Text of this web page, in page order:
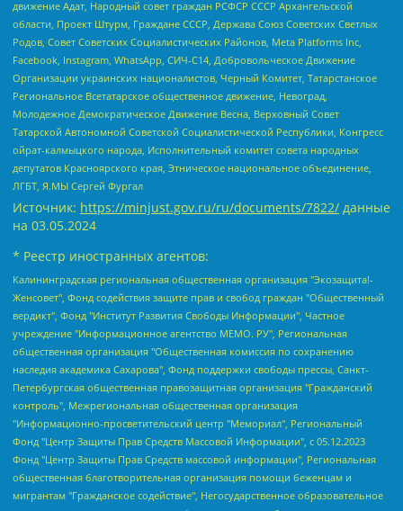
движение Адат, Народный совет граждан РСФСР СССР Архангельской
области, Проект Штурм, Граждане СССР, Держава Союз Советских Светлых
Родов, Совет Советских Социалистических Районов, Meta Platforms Inc,
Facebook, Instagram, WhatsApp, СИЧ-С14, Добровольческое Движение
Организации украинских националистов, Черный Комитет, Татарстанское
Региональное Всетатарское общественное движение, Невоград,
Молодежное Демократическое Движение Весна, Верховный Совет
Татарской Автономной Советской Социалистической Республики, Конгресс
ойрат-калмыцкого народа, Исполнительный комитет совета народных
депутатов Красноярского края, Этническое национальное объединение,
ЛГБТ, Я.МЫ Сергей Фургал
Источник: https://minjust.gov.ru/ru/documents/7822/ данные
на 03.05.2024
* Реестр иностранных агентов:
Калининградская региональная общественная организация "Экозащита!-Женсовет", Фонд содействия защите прав и свобод граждан "Общественный вердикт", Фонд "Институт Развития Свободы Информации", Частное учреждение "Информационное агентство МЕМО. РУ", Региональная общественная организация "Общественная комиссия по сохранению наследия академика Сахарова", Фонд поддержки свободы прессы, Санкт-Петербургская общественная правозащитная организация "Гражданский контроль", Межрегиональная общественная организация "Информационно-просветительский центр "Мемориал", Региональный Фонд "Центр Защиты Прав Средств Массовой Информации", с 05.12.2023 Фонд "Центр Защиты Прав Средств массовой информации", Региональная общественная благотворительная организация помощи беженцам и мигрантам "Гражданское содействие", Негосударственное образовательное учреждение дополнительного профессионального образования (повышение квалификации) специалистов "АКАДЕМИЯ ПО ПРАВАМ ЧЕЛОВЕКА", Свердловская региональная общественная организация "Сутяжник", Автономная некоммерческая организация "Центр независимых социологических исследований", Союз общественных объединений "Российский исследовательский центр по правам человека", Региональное общественное учреждение научно-информационный центр "МЕМОРИАЛ", Некоммерческая организация "Фонд защиты гласности", Автономная некоммерческая организация "Институт прав человека", Городская общественная организация "Екатеринбургское общество "МЕМОРИАЛ", Городская общественная организация "Рязанское историко-просветительское и правозащитное общество "Мемориал" (Рязанский Мемориал), Челябинский региональный орган общественной самодеятельности – женское общественное объединение "Женщины Евразии", Челябинский региональный орган общественной самодеятельности "Уральская правозащитная группа", Фонд содействия защите здоровья и социальной справедливости имени Андрея Рылькова, Автономная Некоммерческая Организация "Аналитический Центр Юрия Левады", Автономная некоммерческая организация социальной поддержки населения "Проект Апрель", Региональная общественная организация помощи женщинам и детям, находящимся в кризисной ситуации "Информационно-методический центр "Анна", Фонд содействия развитию массовых коммуникаций и правовому просвещению "Так-так-Так", Фонд содействия устойчивому развитию "Серебряная тайга", Свердловский региональный общественный фонд социальных проектов "Новое время", "Idel.Реалии", Кавказ.Реалии, Крым.Реалии, Телеканал Настоящее Время, Татаро-башкирская служба Радио Свобода (Azatliq Radiosi), Радио Свободная Европа/Радио Свобода (PCE/PC), "Сибирь.Реалии", "Фактограф", Благотворительный фонд помощи осужденным и их семьям, Автономная некоммерческая организация "Институт глобализации и социальных движений", Фонд "В защиту прав заключенных", Частное учреждение "Центр поддержки и содействия развитию средств массовой информации", Пензенский региональный общественный благотворительный фонд "Гражданский союз", "Север.Реалии", Некоммерческая организация Фонд "Правовая инициатива", Общество с ограниченной ответственностью "Радио Свободная Европа/Радио Свобода", Чешское информационное агентство "MEDIUM-ORIENT", Красноярская региональная общественная организация "Мы против СПИДа", Камалягин Денис Николаевич, Маркелов Сергей Евгеньевич, Пономарев Лев Александрович, Савицкая Людмила Алексеевна, Автономная некоммерческая организация "Центр по работе с проблемой насилия "НАСИЛИЮ.НЕТ", Межрегиональный профессиональный союз работников здравоохранения "Альянс врачей", Юридическое лицо, зарегистрированное в Латвийской Республике, SIA "Medusa Project" (регистрационный номер 40103797863, дата регистрации 10.06.2014), Некоммерческая организация "Фонд по борьбе с коррупцией", Автономная некоммерческая организация "Институт права и публичной политики", Баданин Роман Сергеевич, Гликин Максим Александрович, Железнова Мария Михайловна, Лукьянова Юлия Сергеевна, Маетная Елизавета Витальевна, Маняхин Петр Борисович, Чуракова Ольга Владимировна, Ярош Юлия Петровна, Юридическое лицо "The Insider SIA", зарегистрированное в Риге, Латвийская Республика (дата регистрации 26.06.2015), являющееся администратором доменного имени интернет-издания "The Insider SIA", https://theins.ru, Постернак Алексей Евгеньевич, Рубин Михаил Аркадьевич, Анин Роман Александрович, Юридическое лицо Istories fonds, зарегистрированное в Латвийской Республике (регистрационный номер 50008295751, дата регистрации 24.02.2020), Великовский Дмитрий Александрович, Долинина Ирина Николаевна, Мароховская Алеся Алексеевна, Шлейнов Роман Юрьевич, Шмагун Олеся Валентиновна, Общество с ограниченной ответственностью "Альтаир 2021", Общество с ограниченной ответственностью "Вега 2021", Общество с ограниченной ответственностью "Главный редактор 2021", Общество с ограниченной ответственностью "Ромашки монолит", Важенков Артем Валерьевич, Ивановская областная общественная организация "Центр гендерных исследований", Гурман Юрий Альбертович, Медиапроект "ОВД-Инфо", Егоров Владимир Владимирович, Жилинский Владимир Александрович, Общество с ограниченной ответственностью "ЗП", Иванова София Юрьевна, Карезина Инна Павловна, Кильтау Екатерина Викторовна, Петров Алексей Викторович, Пискунов Сергей Евгеньевич, Смирнов Сергей Сергеевич, Тихонов Михаил Сергеевич, Общество с ограниченной ответственностью "ЖУРНАЛИСТ-ИНОСТРАННЫЙ АГЕНТ", Арапова Галина Юрьевна, Вольтская Татьяна Анатольевна, Американская компания "Mason G.E.S. Anonymous Foundation" (США), являющаяся владельцем интернет-издания https://mnews.world/, Компания "Stichting Bellingcat", зарегистрированная в Нидерландах (дата регистрации 11.07.2018), Захаров Андрей Вячеславович, Клепиковская Екатерина Дмитриевна, Общество с ограниченной ответственностью "МЕМО", Перл Роман Александрович, Симонов Евгений Алексеевич, Соловьева Елена Анатольевна, Сотников Даниил Владимирович, Сурначева Елизавета Дмитриевна, Автономная некоммерческая организация по защите прав человека и информированию населения "Якутия – Наше Мнение", Общество с ограниченной ответственностью "Москоу диджитал медиа", с 26.01.2023 Общество с ограниченной ответственностью "Чайка Белые сады", Ветошкина Валерия Валерьевна, Заговора Максим Александрович, Межрегиональное общественное движение "Российская ЛГБТ - сеть", Оленичев Максим Владимирович, Павлов Иван Юрьевич, Скворцова Елена Сергеевна, Общество с ограниченной ответственностью "Как бы инагент", Кочетков Игорь Викторович, Общество с ограниченной ответственностью "Честные выборы", Еланчик Олег Александрович, Общество с ограниченной ответственностью "Нобелевский призыв", Гималова Регина Эмилевна, Григорьев Андрей Валерьевич, Григорьева Алина Александровна, Ассоциация по содействию защите прав призывников, альтернативнослужащих и военнослужащих "Правозащитная группа "Гражданин.Армия.Право", Хисамова Регина Фаритовна, Автономная некоммерческая организация по реализации социально-правовых программ "Лилит", Дальневосточное общественное движение "Маяк", Санкт-Петербургская ЛГБТ-инициативная группа "Выход", Инициативная группа ЛГБТ+ "Реверс", Алексеев Андрей Викторович, Бекбулатова Таисия Львовна, Беляев Иван Михайлович, Владыкина Елена Сергеевна, Гельман Марат Александрович, Никульшина Вероника Юрьевна, Толоконникова Надежда Андреевна, Шендерович Виктор Анатольевич, Общество с ограниченной ответственностью "Данное сообщение", Общество с ограниченной ответственностью Издательский дом "Новая глава", Айнбиндер Александра Александровна, Московский комьюнити-центр для ЛГБТ+инициатив, Благотворительный фонд развития филантропии, Deutsche Welle (Германия, Kurt-Schumacher-Strasse 3, 53113 Bonn), Борзунова Мария Михайловна, Воробьев Виктор Викторович, Голубева Анна Львовна, Константинова Алла Михайловна, Малкова Ирина Владимировна, Мурадов Мурад Абдулгалимович, Осетинская Елизавета Николаевна, Понасенков Евгений Николаевич, Ганапольский Матвей Юрьевич, Киселев Евгений Алексеевич, Борухович Ирина Григорьевна, Дремин Иван Тимофеевич, Дубровский Дмитрий Викторович, Красноярская региональная общественная организация поддержки и развития альтернативных образовательных технологий и межкультурных коммуникаций "ИНТЕРРА", Маяковская Екатерина Алексеевна, Фейгин Марк Захарович, Филимонов Андрей Викторович, Дзугкоева Регина Николаевна, Доброхотов Роман Александрович, Дудь Юрий Александрович, Елкин Сергей Владимирович, Кругликов Кирилл Игоревич, Сабунаева Мария Леонидовна, Семенов Алексей Владимирович, Шаинян Карен Багратович, Шульман Екатерина Михайловна, Асафьев Артур Валерьевич, Вахштайн Виктор Семенович, Венедиктов Алексей Алексеевич, Лушникова Екатерина Евгеньевна, Волков Леонид Михайлович, Невзоров Александр Глебович, Пархоменко Сергей Борисович, Сироткин Ярослав Николаевич, Кара-Мурза Владимир Владимирович, Баранова Наталья Владимировна, Гозман Леонид Яковлевич, Кагарлицкий Борис Юльевич, Климарев Михаил Валерьевич, Милов Владимир Станиславович, Автономная некоммерческая организация Краснодарский центр современного искусства "Типография", Моргенштерн Алишер Тагирович, Соболь Любовь Эдуардовна, Общество с ограниченной ответственностью "ЛИЗА НОРМ", Каспаров Гарри Кимович, Ходорковский Михаил Борисович, Общество с ограниченной ответственностью "Апрельские тезисы", Данилович Ирина Брониславовна, Кашин Олег Владимирович, Петров Николай Владимирович, Пивоваров Алексей Владимирович, Соколов Михаил Владимирович, Цветкова Юлия Владимировна, Чичваркин Евгений Александрович, Комитет против пыток/Команда против пыток, Общество с ограниченной ответственностью "Первый научный", Общество с ограниченной ответственностью "Вертолет и ко", Белоцерковская Вероника Борисовна, Кац Максим Евгеньевич, Лазарева Татьяна Юрьевна, Шаведдинов Руслан Табризович, Яшин Илья Валерьевич, Общество с ограниченной ответственностью "Иноагент ААВ", Алешковский Дмитрий Петрович, Альбац Евгения Марковна, Быков Дмитрий Львович, Галямина Юлия Евгеньевна, Лойко Сергей Леонидович, Мартынов Кирилл Константинович, Медведев Сергей Александрович, Крашенинников Федор Геннадиевич, Гордеева Катерина Вл